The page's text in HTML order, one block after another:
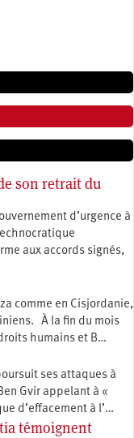
son retrait du
d’urgence à
aux accords signés,
comme en Cisjordanie,
À la fin du mois
humains et B…
ses attaques à
Gvir appelant à «
d’effacement à l’…
témoignent